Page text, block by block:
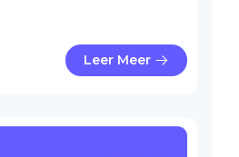
Leer Meer